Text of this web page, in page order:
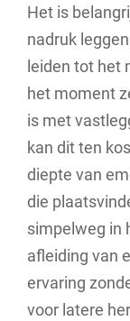
Het is
nadruk
leiden tot het
het moment
is met
kan dit ten
diepte van
die
simpelweg in
afleiding van
ervaring
voor latere